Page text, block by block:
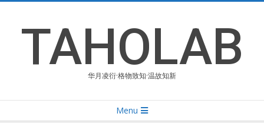
contentTAHOLAB
华月凌衍·格物致知·温故知新
Navigation
Menu